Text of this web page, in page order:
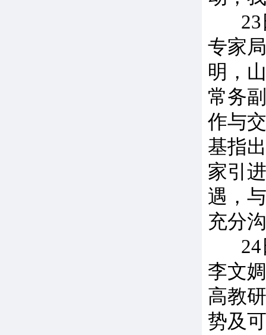
23
专家
明，
常务
作与
基指
家引
遇，
充分
24
李文
高教
势及